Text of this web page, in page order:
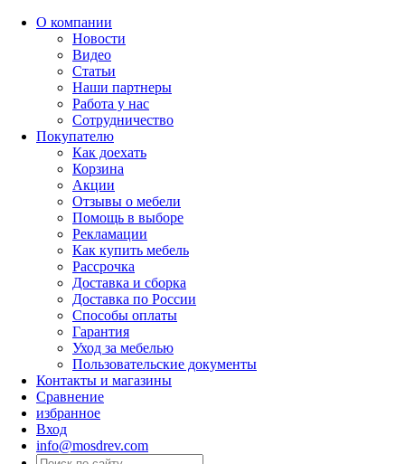
О компании
Новости
Видео
Статьи
Наши партнеры
Работа у нас
Сотрудничество
Покупателю
Как доехать
Корзина
Акции
Отзывы о мебели
Помощь в выборе
Рекламации
Как купить мебель
Рассрочка
Доставка и сборка
Доставка по России
Способы оплаты
Гарантия
Уход за мебелью
Пользовательские документы
Контакты и магазины
Сравнение
избранное
Вход
info@mosdrev.com